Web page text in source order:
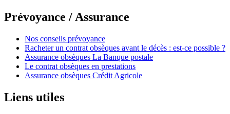
Prévoyance / Assurance
Nos conseils prévoyance
Racheter un contrat obsèques avant le décès : est-ce possible ?
Assurance obsèques La Banque postale
Le contrat obsèques en prestations
Assurance obsèques Crédit Agricole
Liens utiles